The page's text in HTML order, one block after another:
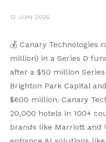
13 JUIN 2025
💰 Canary Technologies
million) in a Series D
after a $50 million
Brighton Park Capital
$600 million. Canary
20,000 hotels in 100+
brands like Marriott and